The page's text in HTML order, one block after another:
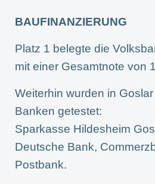
BAUFINANZIERUNG
Platz 1 belegte die
mit einer Gesamtnote von
Weiterhin wurden in
Banken getestet:
Sparkasse Hildesheim
Deutsche Bank,
Postbank.